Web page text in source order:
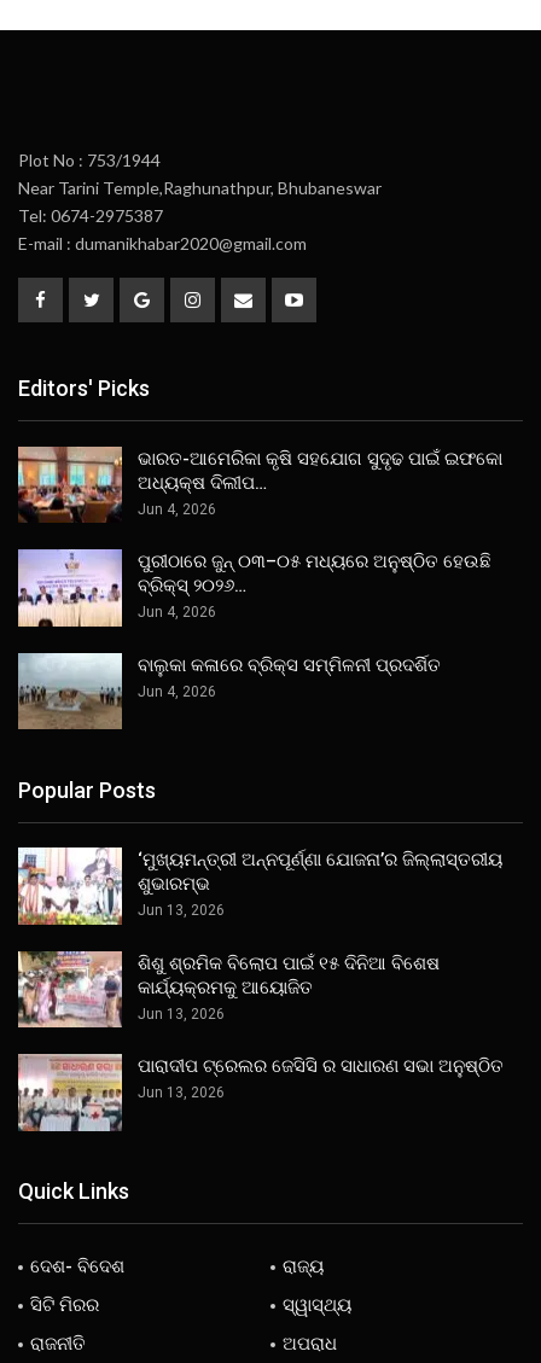
Plot No : 753/1944
Near Tarini Temple,Raghunathpur, Bhubaneswar
Tel: 0674-2975387
E-mail : dumanikhabar2020@gmail.com
Editors' Picks
ଭାରତ-ଆମେରିକା କୃଷି ସହଯୋଗ ସୁଦୃଢ ପାଇଁ ଇଫକୋ
ଅଧ୍ୟକ୍ଷ ଦିଲୀପ…
Jun 4, 2026
ପୁରୀଠାରେ ଜୁନ୍ ୦୩–୦୫ ମଧ୍ୟରେ ଅନୁଷ୍ଠିତ ହେଉଛି
ବ୍ରିକ୍ସ୍ ୨୦୨୬…
Jun 4, 2026
ବାଲୁକା କଳାରେ ବ୍ରିକ୍ସ ସମ୍ମିଳନୀ ପ୍ରଦର୍ଶିତ
Jun 4, 2026
Popular Posts
‘ମୁଖ୍ୟମନ୍ତ୍ରୀ ଅନ୍ନପୂର୍ଣ୍ଣା ଯୋଜନା’ର ଜିଲ୍ଲାସ୍ତରୀୟ
ଶୁଭାରମ୍ଭ
Jun 13, 2026
ଶିଶୁ ଶ୍ରମିକ ବିଲୋପ ପାଇଁ ୧୫ ଦିନିଆ ବିଶେଷ
କାର୍ଯ୍ୟକ୍ରମକୁ ଆୟୋଜିତ
Jun 13, 2026
ପାରାଦୀପ ଟ୍ରେଲର ଜେସିସି ର ସାଧାରଣ ସଭା ଅନୁଷ୍ଠିତ
Jun 13, 2026
Quick Links
ଦେଶ- ବିଦେଶ
ରାଜ୍ୟ
ସିଟି ମିରର
ସ୍ୱାସ୍ଥ୍ୟ
ରାଜନୀତି
ଅପରାଧ